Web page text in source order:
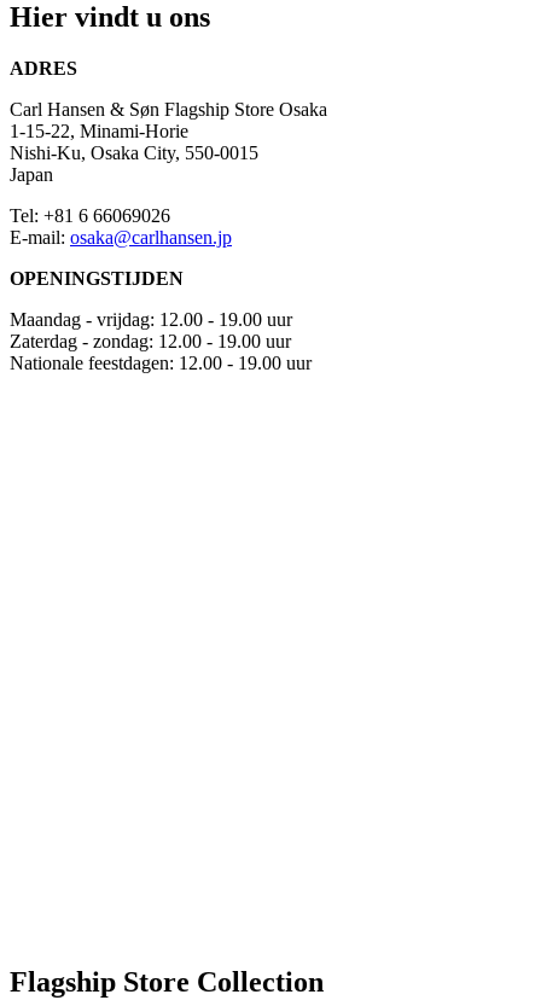
Deens
Hier vindt u ons
ADRES
Carl Hansen & Søn Flagship Store Osaka
1-15-22, Minami-Horie
Nishi-Ku, Osaka City, 550-0015
Japan
Tel: +81 6 66069026
E-mail: osaka@carlhansen.jp
OPENINGSTIJDEN
Maandag - vrijdag: 12.00 - 19.00 uur
Zaterdag - zondag: 12.00 - 19.00 uur
Nationale feestdagen: 12.00 - 19.00 uur
Flagship Store Collection